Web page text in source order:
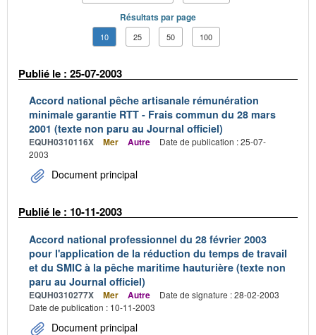
Résultats par page
10 25 50 100
Publié le : 25-07-2003
Accord national pêche artisanale rémunération
minimale garantie RTT - Frais commun du 28 mars
2001 (texte non paru au Journal officiel)
EQUH0310116X Mer Autre
Date de publication : 25-07-
2003
Document principal
Publié le : 10-11-2003
Accord national professionnel du 28 février 2003
pour l'application de la réduction du temps de travail
et du SMIC à la pêche maritime hauturière (texte non
paru au Journal officiel)
EQUH0310277X Mer Autre
Date de signature : 28-02-2003
Date de publication : 10-11-2003
Document principal